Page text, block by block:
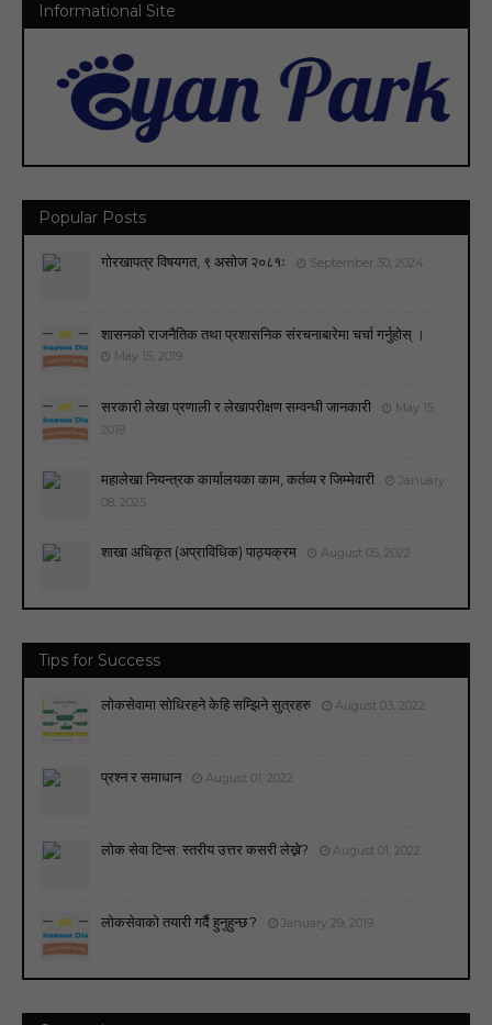
Informational Site
Popular Posts
गोरखापत्र विषयगत, ९ असोज २०८१ः September 30, 2024
शासनको राजनैतिक तथा प्रशासनिक संरचनाबारेमा चर्चा गर्नुहोस् ।
May 15, 2019
सरकारी लेखा प्रणाली र लेखापरीक्षण सम्वन्धी जानकारी
May 15,
2019
महालेखा नियन्त्रक कार्यालयका काम, कर्तव्य र जिम्मेवारी
January
08, 2025
शाखा अधिकृत (अप्राविधिक) पाठ्यक्रम August 05, 2022
Tips for Success
लोकसेवामा सोधिरहने केहि सम्झिने सुत्रहरु August 03, 2022
प्रश्न र समाधान August 01, 2022
लोक सेवा टिप्स: स्तरीय उत्तर कसरी लेख्ने? August 01, 2022
लोकसेवाको तयारी गर्दै हुनुहुन्छ ? January 29, 2019